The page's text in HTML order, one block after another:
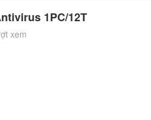
1PC/12T
xem